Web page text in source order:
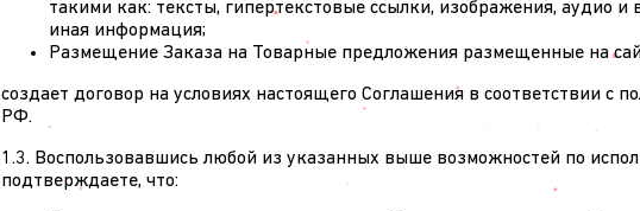
такими как: тексты, гипертекстовые ссылки, изображения, аудио
иная информация;
Размещение Заказа на Товарные предложения размещенные на
создает договор на условиях настоящего Соглашения в соответствии с
РФ.
1.3. Воспользовавшись любой из указанных выше возможностей по
подтверждаете, что: